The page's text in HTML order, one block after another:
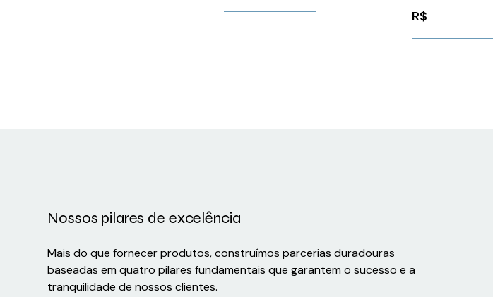
WEG Weg
R$
Nossos pilares de excelência
Mais do que fornecer produtos, construímos parcerias duradouras
baseadas em quatro pilares fundamentais que garantem o sucesso e a
tranquilidade de nossos clientes.